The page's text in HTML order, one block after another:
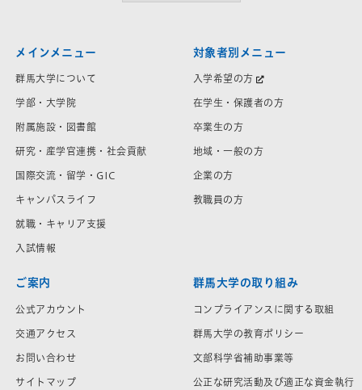
メインメニュー
群馬大学について
学部・大学院
附属施設・図書館
研究・産学官連携・社会貢献
国際交流・留学・GIC
キャンパスライフ
就職・キャリア支援
入試情報
対象者別メニュー
入学希望の方
在学生・保護者の方
卒業生の方
地域・一般の方
企業の方
教職員の方
ご案内
公式アカウント
交通アクセス
お問い合わせ
サイトマップ
群馬大学の取り組み
コンプライアンスに関する取組
群馬大学の教育ポリシー
文部科学省補助事業等
公正な研究活動及び適正な資金執行